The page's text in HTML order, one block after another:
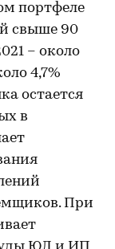
портфеле
свыше 90
– около
4,7%
остается
в
При